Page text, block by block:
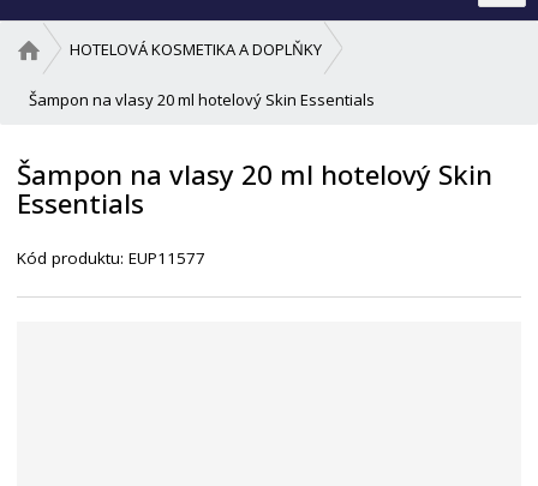
t
v
o
í
s
r
HOTELOVÁ KOSMETIKA A DOPLŇKY
Šampon na vlasy 20 ml hotelový Skin Essentials
Šampon na vlasy 20 ml hotelový Skin
Essentials
Kód produktu:EUP11577